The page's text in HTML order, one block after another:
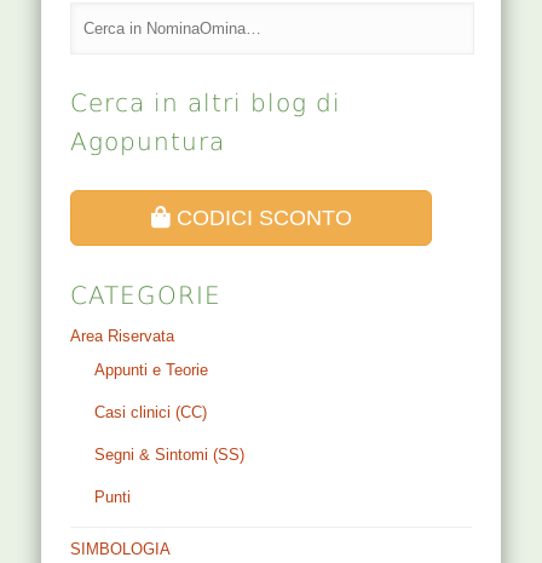
Cerca in altri blog di
Agopuntura
CODICI SCONTO
CATEGORIE
Area Riservata
Appunti e Teorie
Casi clinici (CC)
Segni & Sintomi (SS)
Punti
SIMBOLOGIA